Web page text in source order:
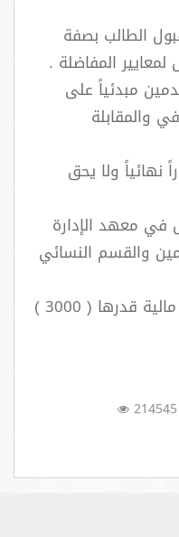
الطالب بصفة
المفاضلة .
مبدئياً على
والمقابلة
نهائياً ولا يحق
في معهد الإدارة
والقسم النسائي
• يصرف للمتدرب/ـة مكافأة مالية قدرها ( 3000 )
214545